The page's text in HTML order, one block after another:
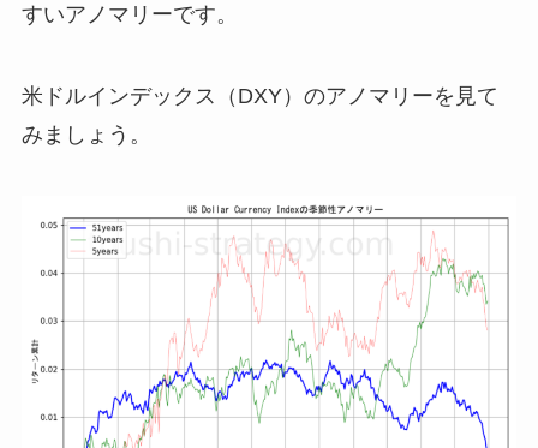
すいアノマリーです。
米ドルインデックス（DXY）のアノマリーを見て
みましょう。